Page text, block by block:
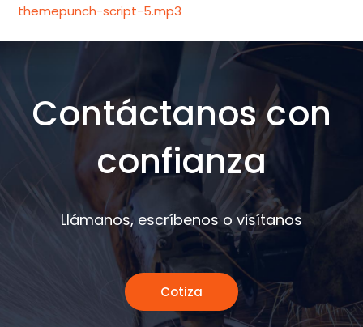
themepunch-script-5.mp3
Contáctanos con
confianza
Llámanos, escríbenos o visítanos
Cotiza